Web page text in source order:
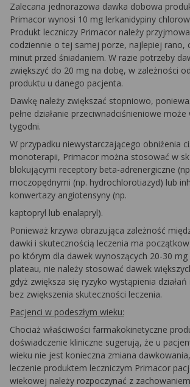
Zalecana jednorazowa dawka dobowa
Primacor wynosi 10 mg lerkanidypiny
Produkt leczniczy Primacor należy
codziennie o tej samej porze, najlepiej rano,
minut przed śniadaniem. W razie potrzeby
zwiększyć do 20 mg na dobę, w zależności
produktu u danego pacjenta.
Dawkę należy zwiększać stopniowo,
pełne działanie przeciwnadciśnieniowe
tygodni.
W przypadku niewystarczającego obniżenia
monoterapii, Primacor można stosować w
blokującymi receptory beta-adrenergiczne
moczopędnymi (np. hydrochlorotiazyd) lub
konwertazy angiotensyny (np.
kaptopryl lub enalapryl).
Ponieważ krzywa obrazująca zależność
dawki i skutecznością leczenia ma
po którym dla dawek wynoszących 20-30
plateau, nie należy stosować dawek
gdyż zwiększa się ryzyko wystąpienia
bez zwiększenia skuteczności leczenia.
Pacjenci w podeszłym wieku:
Chociaż właściwości farmakokinetyczne
doświadczenie kliniczne sugerują, że u
wieku nie jest konieczna zmiana
leczenie produktem leczniczym Primacor
wiekowej należy rozpoczynać z